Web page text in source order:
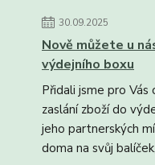
30.09.2025
Nově můžete u
výdejního boxu
Přidali jsme pro
zaslání zboží do
jeho partnerských
doma na svůj